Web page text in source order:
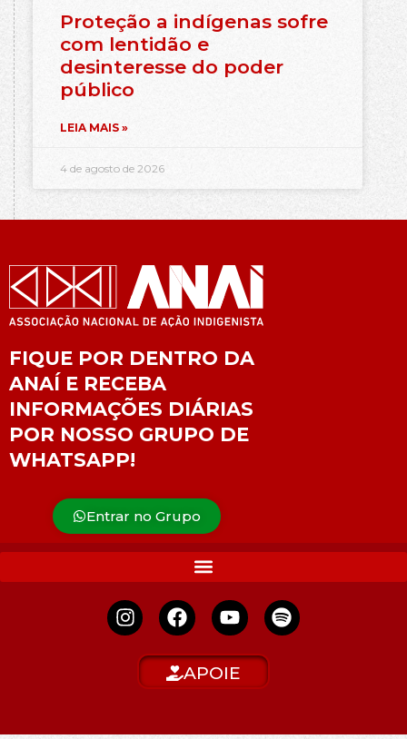
Proteção a indígenas sofre
com lentidão e
desinteresse do poder
público
LEIA MAIS »
4 de agosto de 2026
FIQUE POR DENTRO DA
ANAÍ E RECEBA
INFORMAÇÕES DIÁRIAS
POR NOSSO GRUPO DE
WHATSAPP!
Entrar no Grupo
APOIE